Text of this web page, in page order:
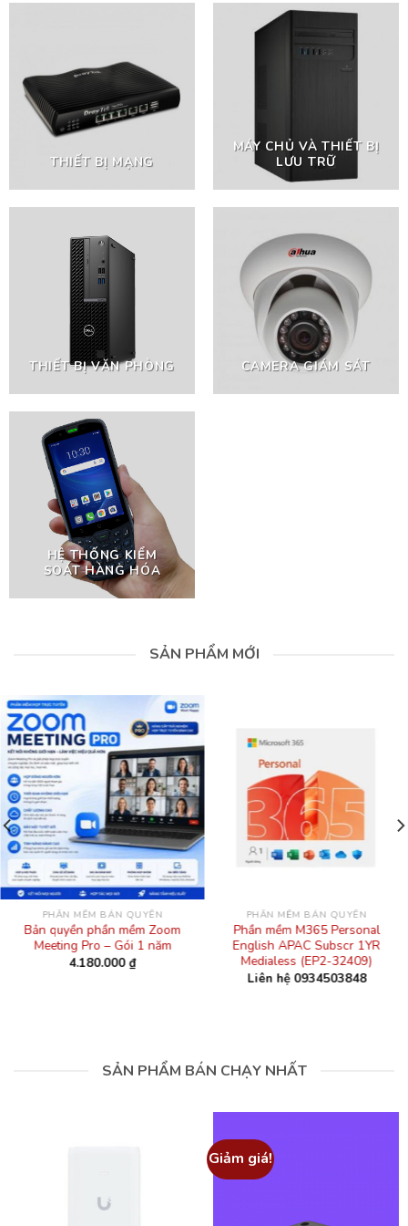
THIẾT BỊ MẠNG
MÁY CHỦ VÀ THIẾT BỊ
LƯU TRỮ
THIẾT BỊ VĂN PHÒNG CAMERA GIÁM SÁT
HỆ THỐNG KIỂM
SOÁT HÀNG HÓA
SẢN PHẨM MỚI
PHẦN MỀM BẢN QUYỀN
Bản quyền phần mềm Zoom
Meeting Pro – Gói 1 năm
4.180.000₫
PHẦN MỀM BẢN QUYỀN
Phần mềm M365 Personal
English APAC Subscr 1YR
Medialess (EP2-32409)
Liên hệ 0934503848
SẢN PHẨM BÁN CHẠY NHẤT
Giảm giá!